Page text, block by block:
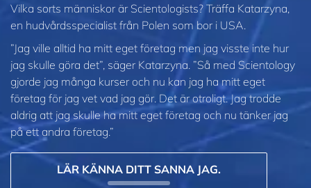
Vilka sorts människor är Scientologists? Träffa Katarzyna,
en hudvårdsspecialist från Polen som bor i USA.
”Jag ville alltid ha mitt eget företag men jag visste inte hur
jag skulle göra det”, säger Katarzyna. ”Så med Scientology
gjorde jag många kurser och nu kan jag ha mitt eget
företag för jag vet vad jag gör. Det är otroligt. Jag trodde
aldrig att jag skulle ha mitt eget företag och nu tänker jag
på ett andra företag.”
LÄR KÄNNA DITT SANNA JAG.